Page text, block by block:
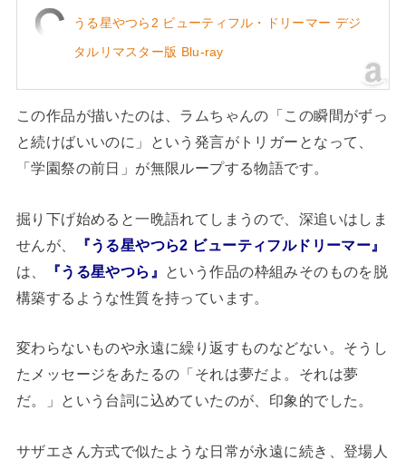
うる星やつら2 ビューティフル・ドリーマー デジ
タルリマスター版 Blu-ray
この作品が描いたのは、ラムちゃんの「この瞬間がずっ
と続けばいいのに」という発言がトリガーとなって、
「学園祭の前日」が無限ループする物語です。
掘り下げ始めると一晩語れてしまうので、深追いはしま
せんが、
『うる星やつら2 ビューティフルドリーマー』
は、
『うる星やつら』
という作品の枠組みそのものを脱
構築するような性質を持っています。
変わらないものや永遠に繰り返すものなどない。そうし
たメッセージをあたるの「それは夢だよ。それは夢
だ。」という台詞に込めていたのが、印象的でした。
サザエさん方式で似たような日常が永遠に続き、登場人